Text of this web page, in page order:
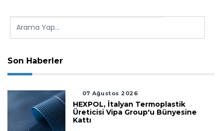
Son Haberler
07 Ağustos 2026
HEXPOL, İtalyan Termoplastik
Üreticisi Vipa Group'u Bünyesine
Kattı